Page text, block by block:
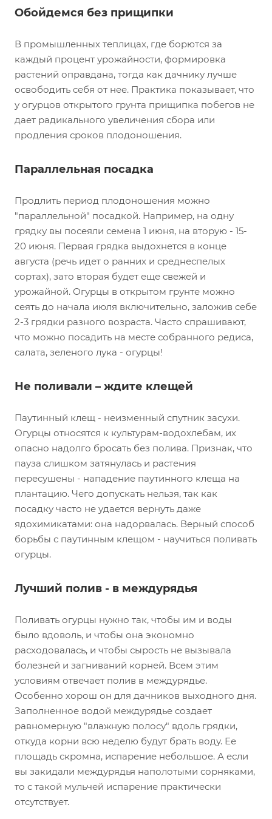
Обойдемся без прищипки
В промышленных теплицах, где борются за
каждый процент урожайности, формировка
растений оправдана, тогда как дачнику лучше
освободить себя от нее. Практика показывает, что
у огурцов открытого грунта прищипка побегов не
дает радикального увеличения сбора или
продления сроков плодоношения.
Параллельная посадка
Продлить период плодоношения можно
"параллельной" посадкой. Например, на одну
грядку вы посеяли семена 1 июня, на вторую - 15-
20 июня. Первая грядка выдохнется в конце
августа (речь идет о ранних и среднеспелых
сортах), зато вторая будет еще свежей и
урожайной. Огурцы в открытом грунте можно
сеять до начала июля включительно, заложив себе
2-3 грядки разного возраста. Часто спрашивают,
что можно посадить на месте собранного редиса,
салата, зеленого лука - огурцы!
Не поливали – ждите клещей
Паутинный клещ - неизменный спутник засухи.
Огурцы относятся к культурам-водохлебам, их
опасно надолго бросать без полива. Признак, что
пауза слишком затянулась и растения
пересушены - нападение паутинного клеща на
плантацию. Чего допускать нельзя, так как
посадку часто не удается вернуть даже
ядохимикатами: она надорвалась. Верный способ
борьбы с паутинным клещом - научиться поливать
огурцы.
Лучший полив - в междурядья
Поливать огурцы нужно так, чтобы им и воды
было вдоволь, и чтобы она экономно
расходовалась, и чтобы сырость не вызывала
болезней и загниваний корней. Всем этим
условиям отвечает полив в междурядье.
Особенно хорош он для дачников выходного дня.
Заполненное водой междурядье создает
равномерную "влажную полосу" вдоль грядки,
откуда корни всю неделю будут брать воду. Ее
площадь скромна, испарение небольшое. А если
вы закидали междурядья наполотыми сорняками,
то с такой мульчей испарение практически
отсутствует.